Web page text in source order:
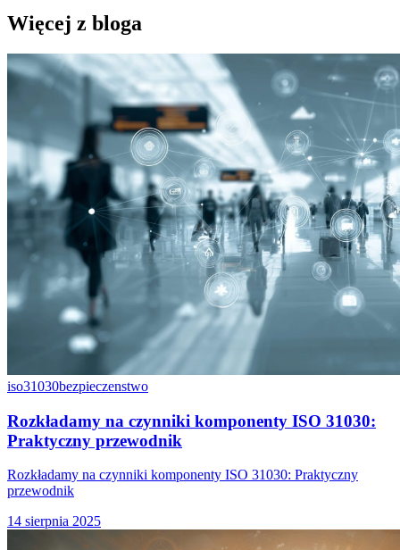
Więcej z bloga
iso31030bezpieczenstwo
Rozkładamy na czynniki komponenty ISO 31030:
Praktyczny przewodnik
Rozkładamy na czynniki komponenty ISO 31030: Praktyczny
przewodnik
14 sierpnia 2025